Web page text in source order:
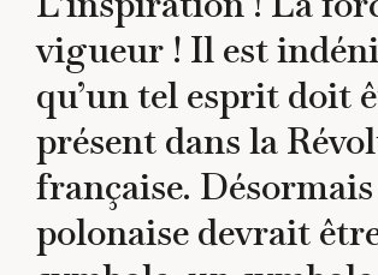
vigueur ! Il est
qu’un tel esprit doit
présent dans la
française.
polonaise devrait